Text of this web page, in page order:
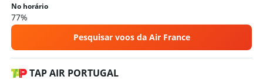
No horário
77%
Pesquisar voos da Air France
TAP AIR PORTUGAL